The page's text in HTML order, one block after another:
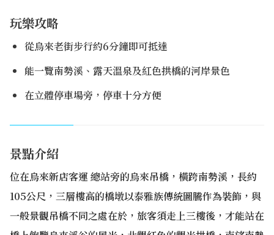
玩樂攻略
從烏來老街步行約6分鐘即可抵達
能一覽南勢溪、露天溫泉及紅色拱橋的河岸景色
在立體停車場旁，停車十分方便
景點介紹
位在烏來新店客運 總站旁的烏來吊橋，橫跨南勢溪，長約
105公尺，三層樓高的橋墩以泰雅族傳統圖騰作為裝飾，與
一般景觀吊橋不同之處在於，旅客須走上三樓後，才能站在